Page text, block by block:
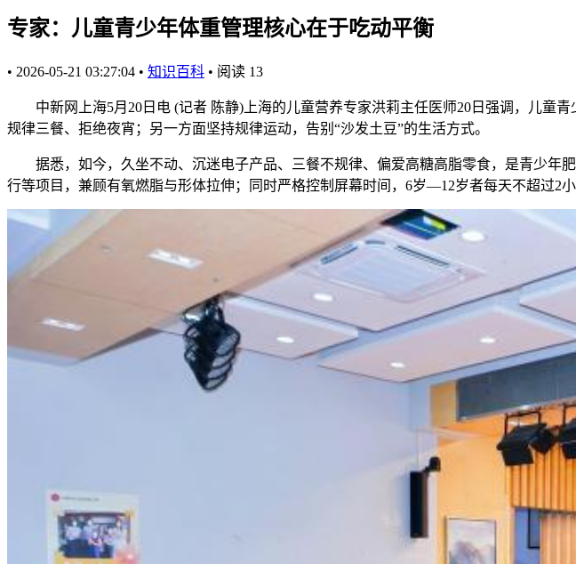
专家：儿童青少年体重管理核心在于吃动平衡
• 2026-05-21 03:27:04 • 知识百科 • 阅读 13
中新网上海5月20日电 (记者 陈静)上海的儿童营养专家洪莉主任医师20日强调，儿童青
规律三餐、拒绝夜宵；另一方面坚持规律运动，告别“沙发土豆”的生活方式。
据悉，如今，久坐不动、沉迷电子产品、三餐不规律、偏爱高糖高脂零食，是青少年
行等项目，兼顾有氧燃脂与形体拉伸；同时严格控制屏幕时间，6岁—12岁者每天不超过2